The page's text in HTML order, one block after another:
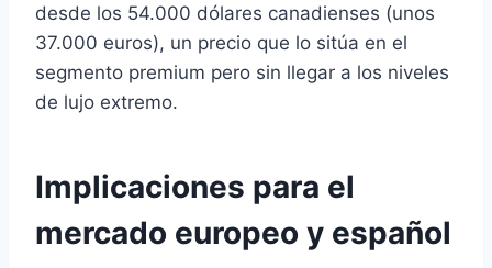
desde los 54.000 dólares canadienses (unos
37.000 euros), un precio que lo sitúa en el
segmento premium pero sin llegar a los niveles
de lujo extremo.
Implicaciones para el
mercado europeo y español